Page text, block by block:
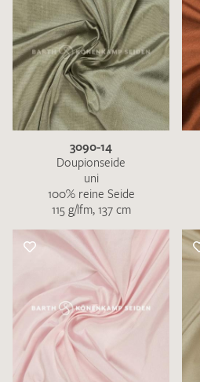
3090-14
Doupionseide
uni
100% reine Seide
115 g/lfm, 137 cm